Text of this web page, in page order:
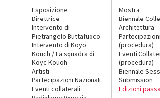
Esposizione
Direttrice
Intervento di
Pietrangelo Buttafuoco
Intervento di Koyo
Kouoh / La squadra di
Koyo Kouoh
Artisti
Partecipazioni Nazionali
Eventi collaterali
Mostra
Biennale
Architettura
(procedura)
Eventi
(procedura)
Biennale
Submission
Edizioni